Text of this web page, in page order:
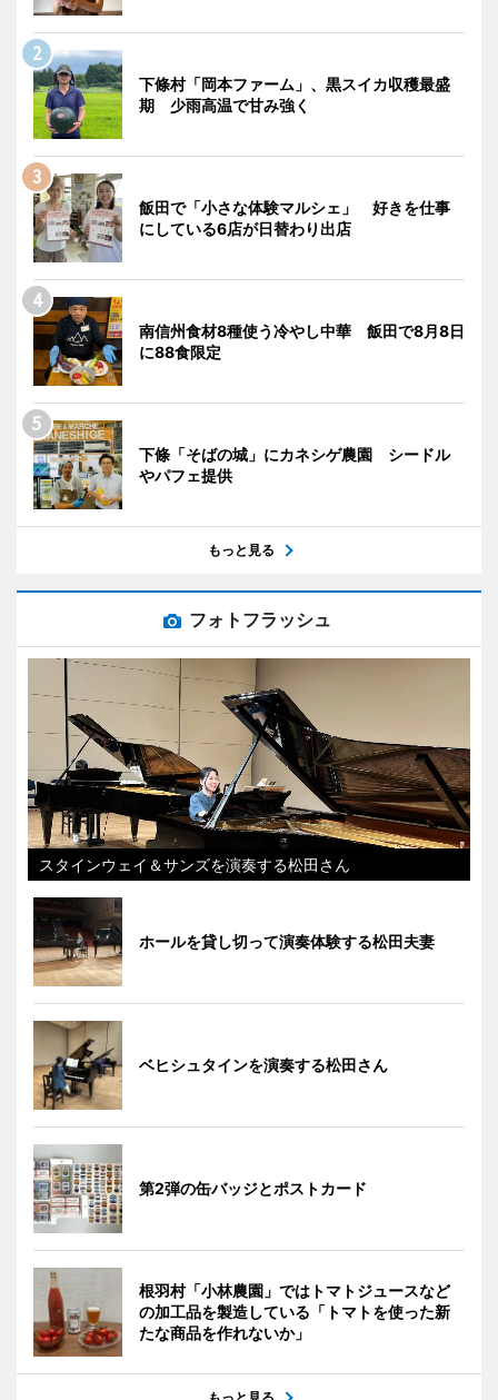
下條村「岡本ファーム」、黒スイカ収穫最盛
期 少雨高温で甘み強く
飯田で「小さな体験マルシェ」 好きを仕事
にしている6店が日替わり出店
南信州食材8種使う冷やし中華 飯田で8月8日
に88食限定
下條「そばの城」にカネシゲ農園 シードル
やパフェ提供
もっと見る
フォトフラッシュ
スタインウェイ＆サンズを演奏する松田さん
ホールを貸し切って演奏体験する松田夫妻
ベヒシュタインを演奏する松田さん
第2弾の缶バッジとポストカード
根羽村「小林農園」ではトマトジュースなど
の加工品を製造している「トマトを使った新
たな商品を作れないか」